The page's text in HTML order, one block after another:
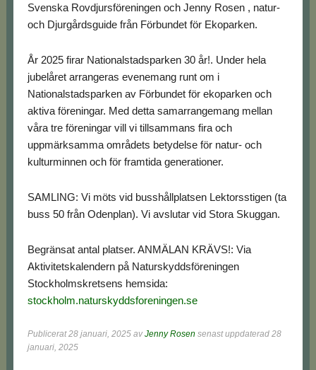
Svenska Rovdjursföreningen och Jenny Rosen , natur-
och Djurgårdsguide från Förbundet för Ekoparken.
År 2025 firar Nationalstadsparken 30 år!. Under hela
jubelåret arrangeras evenemang runt om i
Nationalstadsparken av Förbundet för ekoparken och
aktiva föreningar. Med detta samarrangemang mellan
våra tre föreningar vill vi tillsammans fira och
uppmärksamma områdets betydelse för natur- och
kulturminnen och för framtida generationer.
SAMLING: Vi möts vid busshållplatsen Lektorsstigen (ta
buss 50 från Odenplan). Vi avslutar vid Stora Skuggan.
Begränsat antal platser. ANMÄLAN KRÄVS!: Via
Aktivitetskalendern på Naturskyddsföreningen
Stockholmskretsens hemsida:
stockholm.naturskyddsforeningen.se
Publicerat28 januari, 2025avJenny Rosen senast uppdaterad 28
januari, 2025